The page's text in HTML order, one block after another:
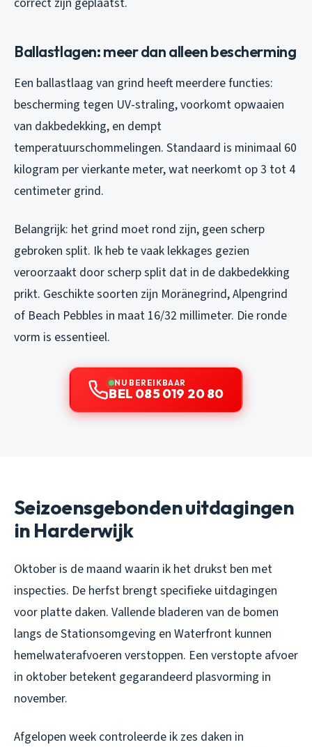
Ballastlagen: meer dan alleen bescherming
Een ballastlaag van grind heeft meerdere functies:
bescherming tegen UV-straling, voorkomt opwaaien
van dakbedekking, en dempt
temperatuurschommelingen. Standaard is minimaal 60
kilogram per vierkante meter, wat neerkomt op 3 tot 4
centimeter grind.
Belangrijk: het grind moet rond zijn, geen scherp
gebroken split. Ik heb te vaak lekkages gezien
veroorzaakt door scherp split dat in de dakbedekking
prikt. Geschikte soorten zijn Moränegrind, Alpengrind
of Beach Pebbles in maat 16/32 millimeter. Die ronde
vorm is essentieel.
NU BEREIKBAAR
BEL 085 019 20 80
Seizoensgebonden uitdagingen
in Harderwijk
Oktober is de maand waarin ik het drukst ben met
inspecties. De herfst brengt specifieke uitdagingen
voor platte daken. Vallende bladeren van de bomen
langs de Stationsomgeving en Waterfront kunnen
hemelwaterafvoeren verstoppen. Een verstopte afvoer
in oktober betekent gegarandeerd plasvorming in
november.
Afgelopen week controleerde ik zes daken in